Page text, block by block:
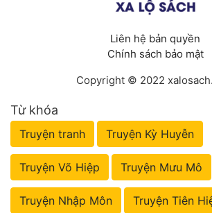
Liên hệ bản quyền
Chính sách bảo mật
Copyright © 2022
Từ khóa
Truyện tranh Truyện Kỳ Huyễn
Truyện Võ Hiệp Truyện Mưu Mô
Truyện Nhập Môn Truyện Tiên